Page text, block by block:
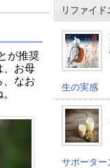
が推奨
、お母
、なお
リファイド
生の実感
サポーター